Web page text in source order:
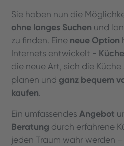
Sie haben nun die
ohne langes Suchen und
zu finden. Eine neue Option
Internets entwickelt -
die neue Art, sich die Küche
planen und ganz bequem
kaufen.
Ein umfassendes Angebot
Beratung durch erfahrene
jeden Traum wahr werden